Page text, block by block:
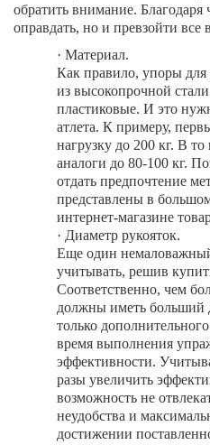
обратить внимание.
оправдать, но и превзойти
· Материал.
Как правило, упоры
из высокопрочной
пластиковые. И это
атлета. К примеру,
нагрузку до 200 кг. В
аналоги до 80-100 кг.
отдать предпочтение
представлены в
интернет-магазине
· Диаметр рукояток.
Еще один
учитывать, решив
Соответственно, чем
должны иметь больший
только
время выполнения
эффективности.
разы увеличить
возможность не
неудобства и
достижении